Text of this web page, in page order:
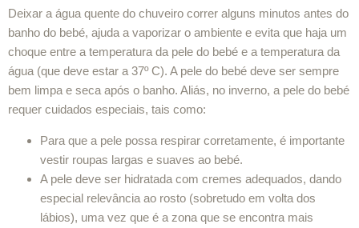
Deixar a água quente do chuveiro correr alguns minutos antes do
banho do bebé, ajuda a vaporizar o ambiente e evita que haja um
choque entre a temperatura da pele do bebé e a temperatura da
água (que deve estar a 37º C). A pele do bebé deve ser sempre
bem limpa e seca após o banho. Aliás, no inverno, a pele do bebé
requer cuidados especiais, tais como:
Para que a pele possa respirar corretamente, é importante
vestir roupas largas e suaves ao bebé.
A pele deve ser hidratada com cremes adequados, dando
especial relevância ao rosto (sobretudo em volta dos
lábios), uma vez que é a zona que se encontra mais